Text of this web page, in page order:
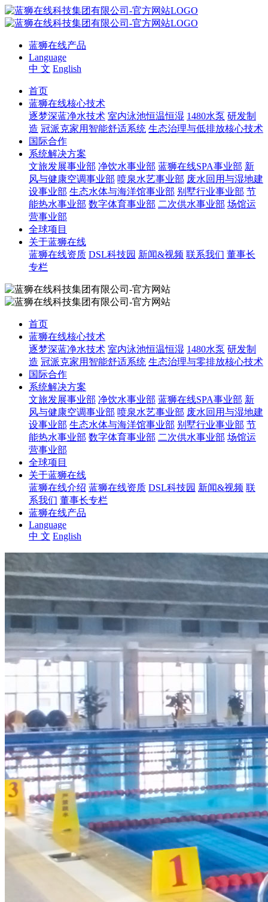
蓝狮在线产品
Language
中 文 English
首页
蓝狮在线核心技术
逐梦深蓝净水技术 室内泳池恒温恒湿 1480水泵 研发制
造 冠派克家用智能舒适系统 生态治理与低排放核心技术
国际合作
系统解决方案
文旅发展事业部 净饮水事业部 蓝狮在线SPA事业部 新
风与健康空调事业部 喷泉水艺事业部 废水回用与湿地建
设事业部 生态水体与海洋馆事业部 别墅行业事业部 节
能热水事业部 数字体育事业部 二次供水事业部 场馆运
营事业部
全球项目
关于蓝狮在线
蓝狮在线资质 DSL科技园 新闻&视频 联系我们 董事长
专栏
首页
蓝狮在线核心技术
逐梦深蓝净水技术 室内泳池恒温恒湿 1480水泵 研发制
造 冠派克家用智能舒适系统 生态治理与零排放核心技术
国际合作
系统解决方案
文旅发展事业部 净饮水事业部 蓝狮在线SPA事业部 新
风与健康空调事业部 喷泉水艺事业部 废水回用与湿地建
设事业部 生态水体与海洋馆事业部 别墅行业事业部 节
能热水事业部 数字体育事业部 二次供水事业部 场馆运
营事业部
全球项目
关于蓝狮在线
蓝狮在线介绍 蓝狮在线资质 DSL科技园 新闻&视频 联
系我们 董事长专栏
蓝狮在线产品
Language
中 文 English